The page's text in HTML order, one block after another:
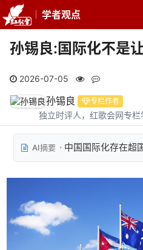
学者观点
孙锡良:国际化不是
2026-07-05
孙锡良 专栏作者
独立时评人，红歌会网专栏
AI摘要
中国国际化存在超
开放、设专场招聘会和婚介会